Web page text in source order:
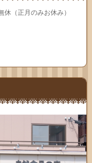
（正月のみお休み）